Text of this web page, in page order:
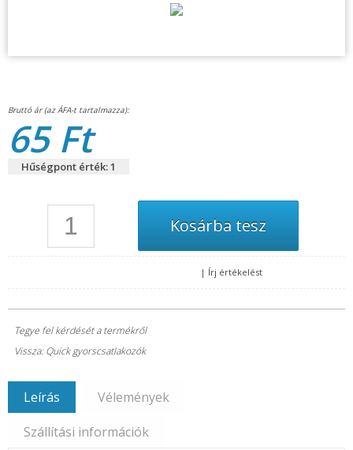
65 Ft
Hűségpont érték: 1
| Írj értékelést
Tegye fel kérdését a termékről
Vissza: Quick gyorscsatlakozók
Leírás
Vélemények
Szállítási információk